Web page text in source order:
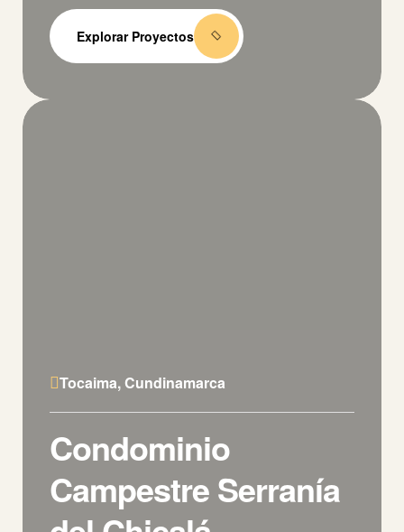
Explorar Proyectos
Tocaima, Cundinamarca
Condominio
Campestre Serranía